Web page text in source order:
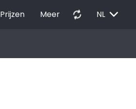
Prijzen Meer autorenew NL EXPAND_MORE